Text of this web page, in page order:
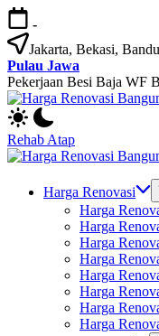
Skip
to
content
-
Jakarta, Bekasi,
Pulau Jawa
Pekerjaan Besi Baja WF
Jasa
Bangun
Rumah
dan
Rumah
Rehab Atap
Bangun
Rumah
Harga Renovasi
Harga
Harga
Harga
Harga
Harga
Harga
Harga
Harga